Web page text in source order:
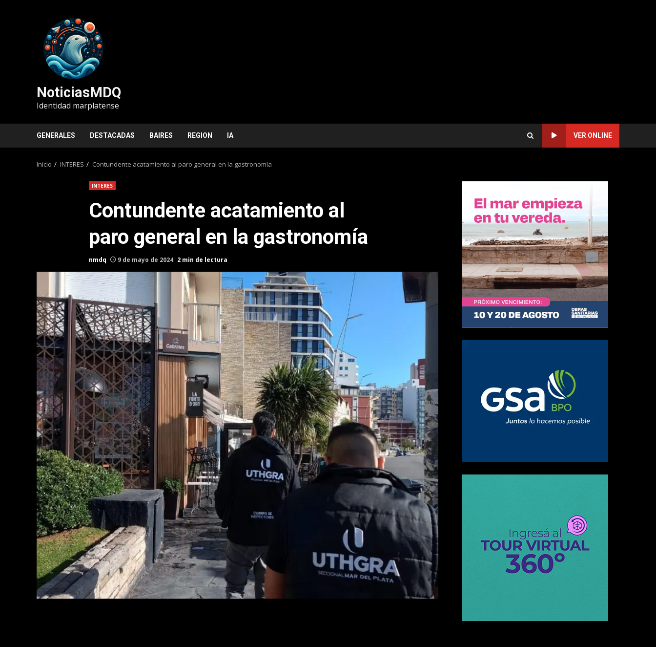
NoticiasMDQ
Identidad marplatense
GENERALES DESTACADAS BAIRES REGION IA VER ONLINE
Inicio INTERES Contundente acatamiento al paro general en la gastronomía
INTERES
Contundente acatamiento al
paro general en la gastronomía
nmdq 9 de mayo de 2024 2 min de lectura